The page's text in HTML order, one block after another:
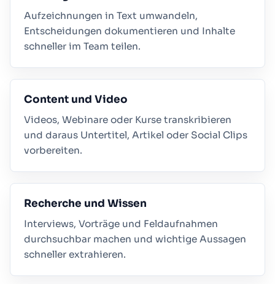
Aufzeichnungen in Text umwandeln,
Entscheidungen dokumentieren und Inhalte
schneller im Team teilen.
Content und Video
Videos, Webinare oder Kurse transkribieren
und daraus Untertitel, Artikel oder Social Clips
vorbereiten.
Recherche und Wissen
Interviews, Vorträge und Feldaufnahmen
durchsuchbar machen und wichtige Aussagen
schneller extrahieren.